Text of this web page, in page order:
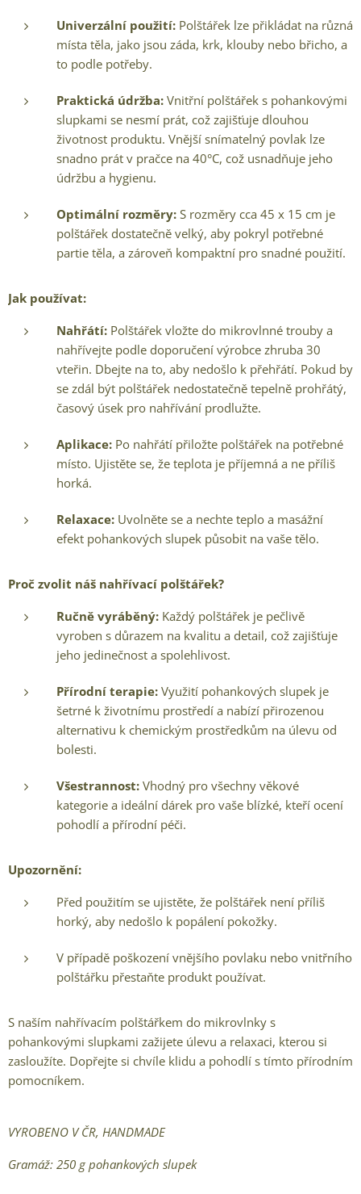
Univerzální použití: Polštářek lze přikládat na různá
místa těla, jako jsou záda, krk, klouby nebo břicho, a
to podle potřeby.
Praktická údržba: Vnitřní polštářek s pohankovými
slupkami se nesmí prát, což zajišťuje dlouhou
životnost produktu. Vnější snímatelný povlak lze
snadno prát v pračce na 40°C, což usnadňuje jeho
údržbu a hygienu.
Optimální rozměry: S rozměry cca 45 x 15 cm je
polštářek dostatečně velký, aby pokryl potřebné
partie těla, a zároveň kompaktní pro snadné použití.
Jak používat:
Nahřátí: Polštářek vložte do mikrovlnné trouby a
nahřívejte podle doporučení výrobce zhruba 30
vteřin. Dbejte na to, aby nedošlo k přehřátí. Pokud by
se zdál být polštářek nedostatečně tepelně prohřátý,
časový úsek pro nahřívání prodlužte.
Aplikace: Po nahřátí přiložte polštářek na potřebné
místo. Ujistěte se, že teplota je příjemná a ne příliš
horká.
Relaxace: Uvolněte se a nechte teplo a masážní
efekt pohankových slupek působit na vaše tělo.
Proč zvolit náš nahřívací polštářek?
Ručně vyráběný: Každý polštářek je pečlivě
vyroben s důrazem na kvalitu a detail, což zajišťuje
jeho jedinečnost a spolehlivost.
Přírodní terapie: Využití pohankových slupek je
šetrné k životnímu prostředí a nabízí přirozenou
alternativu k chemickým prostředkům na úlevu od
bolesti.
Všestrannost: Vhodný pro všechny věkové
kategorie a ideální dárek pro vaše blízké, kteří ocení
pohodlí a přírodní péči.
Upozornění:
Před použitím se ujistěte, že polštářek není příliš
horký, aby nedošlo k popálení pokožky.
V případě poškození vnějšího povlaku nebo vnitřního
polštářku přestaňte produkt používat.
S naším nahřívacím polštářkem do mikrovlnky s
pohankovými slupkami zažijete úlevu a relaxaci, kterou si
zasloužíte. Dopřejte si chvíle klidu a pohodlí s tímto přírodním
pomocníkem.
VYROBENO V ČR, HANDMADE
Gramáž: 250 g pohankových slupek